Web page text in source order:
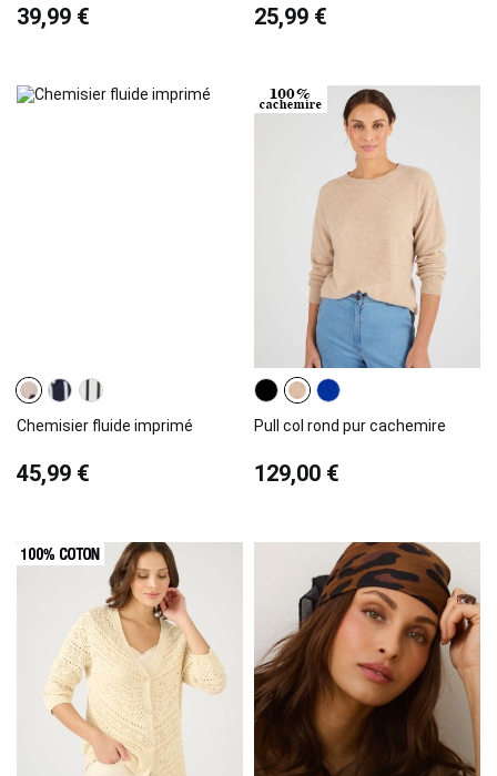
39,99 € 25,99 €
Chemisier fluide imprimé
45,99 €
Pull col rond pur cachemire
129,00 €